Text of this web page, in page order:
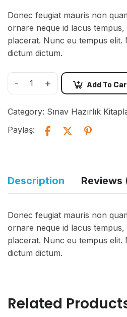
Donec feugiat mauris non
ornare neque id lacus
placerat. Nunc eu tempus elit.
dictum dictum.
- + Add To
Category: Sınav Hazırlık
Paylaş:
Description Reviews
Donec feugiat mauris non
ornare neque id lacus
placerat. Nunc eu tempus elit.
dictum dictum.
Related